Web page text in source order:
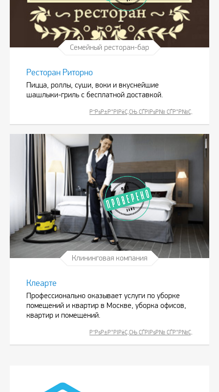
Семейный ресторан-бар
Ресторан Риторно
Пицца, роллы, суши, воки и вкуснейшие
шашлыки-гриль с бесплатной доставкой.
Р”РѕР±Р°РІРёС‚СЊ СЃРІРѕР№ СЃР°Р№С‚
Клининговая компания
Клеарте
Профессионально оказывает услуги по уборке
помещений и квартир в Москве, уборка офисов,
квартир и помещений.
Р”РѕР±Р°РІРёС‚СЊ СЃРІРѕР№ СЃР°Р№С‚